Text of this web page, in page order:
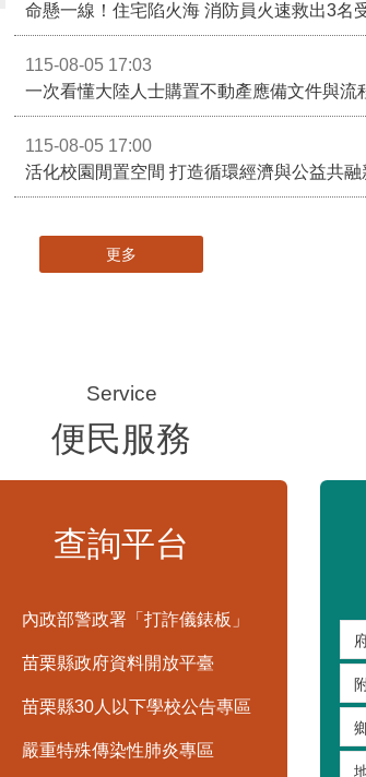
命懸一線！住宅陷火海 消防員火速救出3名
115-08-05 17:03
一次看懂大陸人士購置不動產應備文件與流
115-08-05 17:00
更多
便民服務
查詢平台
內政部警政署「打詐儀錶板」
苗栗縣政府資料開放平臺